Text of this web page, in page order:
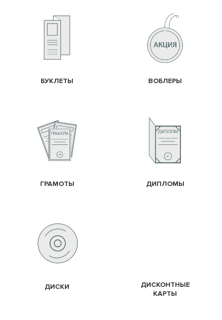
БУКЛЕТЫ ВОБЛЕРЫ
ГРАМОТЫ ДИПЛОМЫ
ДИСКИ
ДИСКОНТНЫЕ
КАРТЫ